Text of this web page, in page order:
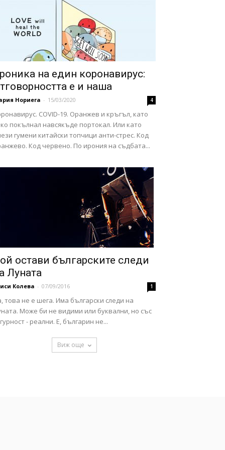
на един коронавирус:
е и наша
Нориега - 15/03/2020 4
COVID-19. Оранжев и кръгъл, като
покълнал навсякъде портокал. Или като
гумени китайски топчици анти-стрес. Код
Код червено. По ирония на съдбата...
остави българските следи
Луната
Колева - 07/09/2016 1
това не е шега. Има български следи на
Може би не видими или буквални, но със
- реални. Е, българин не...
Виж още